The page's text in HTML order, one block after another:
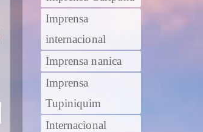
Imprensa
internacional
Imprensa nanica
Imprensa
Tupiniquim
Internacional